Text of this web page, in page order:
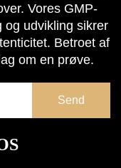
Vores GMP-
og udvikling sikrer
Betroet af
om en prøve.